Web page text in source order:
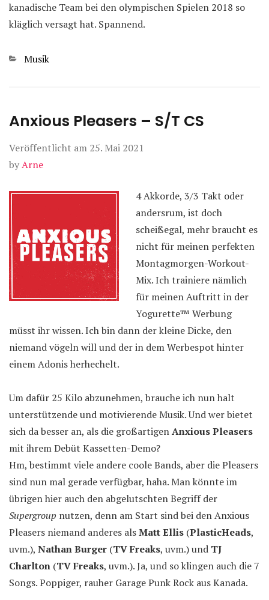
kanadische Team bei den olympischen Spielen 2018 so
kläglich versagt hat. Spannend.
Kategorien
Musik
Anxious Pleasers – S/T CS
Veröffentlicht am 25. Mai 2021
byArne
4 Akkorde, 3/3 Takt oder
andersrum, ist doch
scheißegal, mehr braucht es
nicht für meinen perfekten
Montagmorgen-Workout-
Mix. Ich trainiere nämlich
für meinen Auftritt in der
Yogurette™ Werbung
müsst ihr wissen. Ich bin dann der kleine Dicke, den
niemand vögeln will und der in dem Werbespot hinter
einem Adonis herhechelt.
Um dafür 25 Kilo abzunehmen, brauche ich nun halt
unterstützende und motivierende Musik. Und wer bietet
sich da besser an, als die großartigenAnxious Pleasers
mit ihrem Debüt Kassetten-Demo?
Hm, bestimmt viele andere coole Bands, aber die Pleasers
sind nun mal gerade verfügbar, haha. Man könnte im
übrigen hier auch den abgelutschten Begriff der
Supergroup nutzen, denn am Start sind bei den Anxious
Pleasers niemand anderes alsMatt Ellis (PlasticHeads,
uvm.), Nathan Burger (TV Freaks, uvm.) und TJ
Charlton (TV Freaks, uvm.). Ja, und so klingen auch die 7
Songs. Poppiger, rauher Garage Punk Rock aus Kanada.